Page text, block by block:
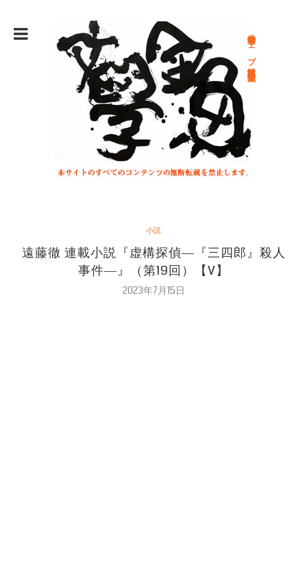
総合文学ウェブ情報誌 文学金魚
小説
遠藤徹 連載小説『虚構探偵―『三四郎』殺人
事件―』（第19回）【V】
2023年7月15日